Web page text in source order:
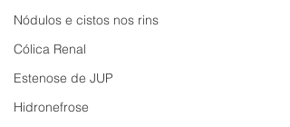
Nódulos e cistos nos rins
Cólica Renal
Estenose de JUP
Hidronefrose